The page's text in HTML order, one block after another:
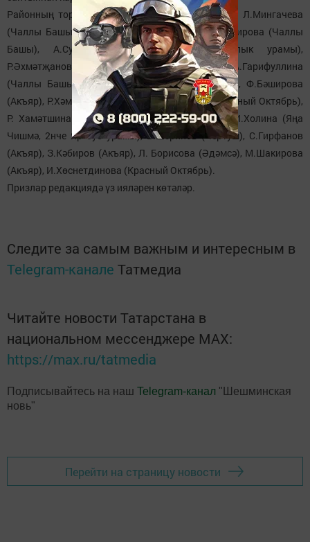
Районның торак пунктларыннан приз отучылар: Л.Мингачева
(Чаллы Башы), Р. Кадыйрова (Зирекле), И. Шакирова (Чаллы
Башы), А.Суворова (Яңа Чишмә, Тынычлык урамы),
Р.Әхмәтҗанов (Чертуш), Г.Газизов (Әдәмсә), А.Гарифуллина
(Чаллы Башы), Н.Ермолаева (Чуаш Чабаксары), Ф.Бәширова
(Акъяр), Р.Хәмзин (Чертуш), А.Ф.Патрикеева (Красный Октябрь),
Р. Хамәтшина (Әдәмсә), Р. Хәсәнов (Чертуш), В.И.Холина (Яңа
Чишмә, 2нче Яр буе урамы), В.Шәрипов (Чертуш), С.Гирфанов
(Акъяр), З.Кәбиров (Акъяр), Л. Борисова (Әдәмсә), М.Шакирова
(Акъяр), И.Хөснетдинова (Красный Октябрь).
Призлар редакциядә үз ияләрен көтәләр.
Следите за самым важным и интересным в
Telegram-канале Татмедиа
Читайте новости Татарстана в
национальном мессенджере MАХ:
https://max.ru/tatmedia
Подписывайтесь на наш Telegram-канал "Шешминская
новь"
Перейти на страницу новости